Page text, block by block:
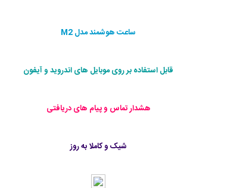
ساعت هوشمند مدل M2
قابل استفاده بر روی موبایل های اندروید و آیفون
هشدار تماس و پیام های دریافتی
شیک و کاملا به روز